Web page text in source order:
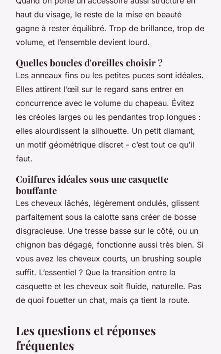
haut du visage, le reste de la mise en beauté
gagne à rester équilibré. Trop de brillance, trop de
volume, et l’ensemble devient lourd.
Quelles boucles d'oreilles choisir ?
Les anneaux fins ou les petites puces sont idéales.
Elles attirent l’œil sur le regard sans entrer en
concurrence avec le volume du chapeau. Évitez
les créoles larges ou les pendantes trop longues :
elles alourdissent la silhouette. Un petit diamant,
un motif géométrique discret - c’est tout ce qu’il
faut.
Coiffures idéales sous une casquette
bouffante
Les cheveux lâchés, légèrement ondulés, glissent
parfaitement sous la calotte sans créer de bosse
disgracieuse. Une tresse basse sur le côté, ou un
chignon bas dégagé, fonctionne aussi très bien. Si
vous avez les cheveux courts, un brushing souple
suffit. L’essentiel ? Que la transition entre la
casquette et les cheveux soit fluide, naturelle. Pas
de quoi fouetter un chat, mais ça tient la route.
Les questions et réponses
fréquentes